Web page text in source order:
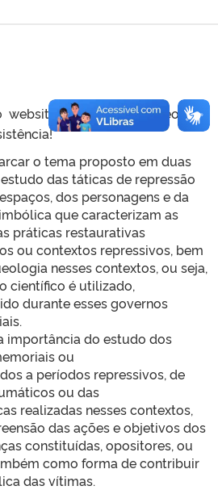
website do projeto Arqueologia
o tema proposto em duas
das táticas de repressão
dos personagens e da
que caracterizam as
práticas restaurativas
ou contextos repressivos, bem
nesses contextos, ou seja,
científico é utilizado,
durante esses governos
importância do estudo dos
ou
a períodos repressivos, de
ou das
realizadas nesses contextos,
das ações e objetivosdos
constituídas, opositores, ou
como forma de contribuir
das vítimas.